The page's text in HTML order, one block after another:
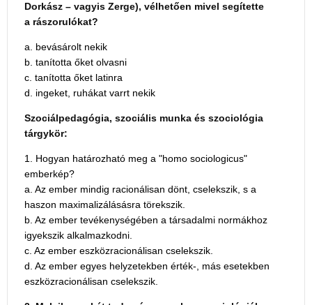
Dorkász – vagyis Zerge), vélhetően mivel segítette
a rászorulókat?
a. bevásárolt nekik
b. tanította őket olvasni
c. tanította őket latinra
d. ingeket, ruhákat varrt nekik
Szociálpedagógia, szociális munka és szociológia
tárgykör:
1. Hogyan határozható meg a "homo sociologicus"
emberkép?
a. Az ember mindig racionálisan dönt, cselekszik, s a
haszon maximalizálásásra törekszik.
b. Az ember tevékenységében a társadalmi normákhoz
igyekszik alkalmazkodni.
c. Az ember eszközracionálisan cselekszik.
d. Az ember egyes helyzetekben érték-, más esetekben
eszközracionálisan cselekszik.